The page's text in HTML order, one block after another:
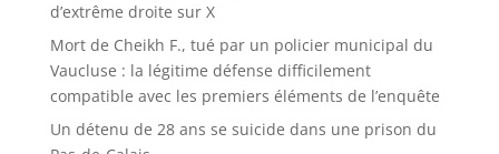
d’extrême droite sur X
Mort de Cheikh F., tué par un policier municipal du
Vaucluse : la légitime défense difficilement
compatible avec les premiers éléments de l’enquête
Un détenu de 28 ans se suicide dans une prison du